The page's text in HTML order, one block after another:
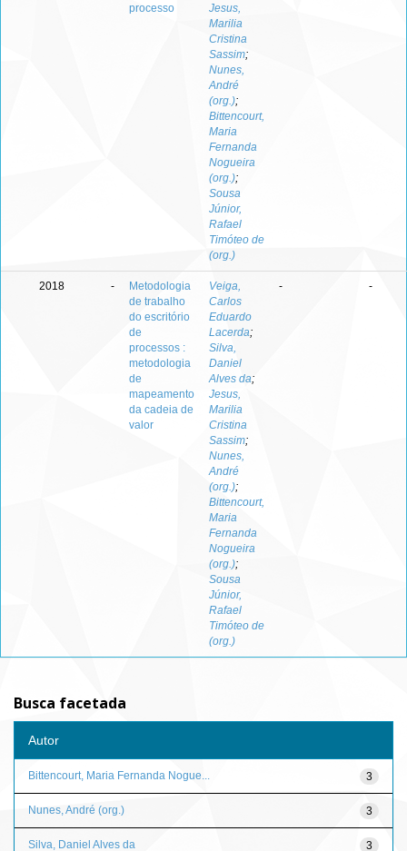
processo
Jesus,
Marilia
Cristina
Sassim;
Nunes,
André
(org.);
Bittencourt,
Maria
Fernanda
Nogueira
(org.);
Sousa
Júnior,
Rafael
Timóteo de
(org.)
2018 -
Metodologia
de trabalho
do escritório
de
processos :
metodologia
de
mapeamento
da cadeia de
valor
Veiga,
Carlos
Eduardo
Lacerda;
Silva,
Daniel
Alves da;
Jesus,
Marilia
Cristina
Sassim;
Nunes,
André
(org.);
Bittencourt,
Maria
Fernanda
Nogueira
(org.);
Sousa
Júnior,
Rafael
Timóteo de
(org.)
- -
Busca facetada
Autor
3
Bittencourt, Maria Fernanda Nogue...
3
Nunes, André (org.)
3
Silva, Daniel Alves da